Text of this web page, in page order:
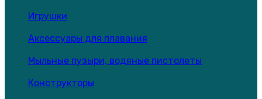
Игрушки
Аксессуары для плавания
Мыльные пузыри, водяные пистолеты
Конструкторы